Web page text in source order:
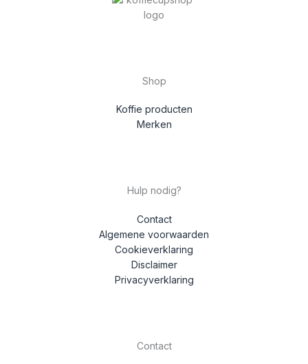
Shop
Koffie producten
Merken
Hulp nodig?
Contact
Algemene voorwaarden
Cookieverklaring
Disclaimer
Privacyverklaring
Contact